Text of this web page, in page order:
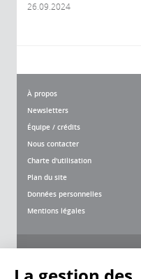
26.09.2024
À propos
Newsletters
Équipe / crédits
Nous contacter
Charte d'utilisation
Plan du site
Données personnelles
Mentions légales